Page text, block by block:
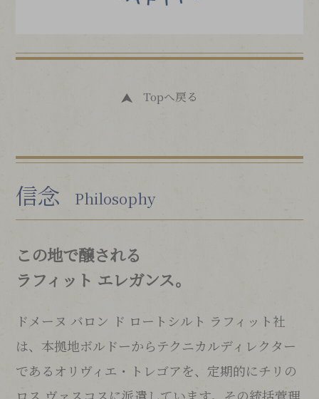
Topへ戻る
信念 Philosophy
この地で醸される
ラフィット エレガンス。
ドメーヌ バロン ド ロートシルト ラフィット社
は、本拠地ボルドーからテクニカルディレクター
であるオリヴィエ・トレゴアを、定期的にチリの
ロス ヴァスコスに派遣しています。その統括菅理